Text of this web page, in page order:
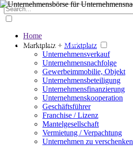
Der große Marktplatz für Unternehmen
Home
Marktplatz + Marktplatz
Unternehmensverkauf
Unternehmensnachfolge
Gewerbeimmobilie, Objekt
Unternehmensbeteiligung
Unternehmensfinanzierung
Unternehmenskooperation
Geschäftsführer
Franchise / Lizenz
Mantelgesellschaft
Vermietung / Verpachtung
Unternehmen zu verschenken